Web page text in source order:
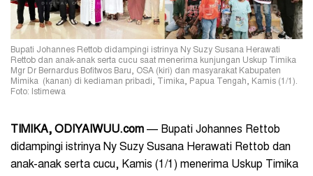
Bupati Johannes Rettob didampingi istrinya Ny Suzy Susana Herawati
Rettob dan anak-anak serta cucu saat menerima kunjungan Uskup Timika
Mgr Dr Bernardus Bofitwos Baru, OSA (kiri) dan masyarakat Kabupaten
Mimika (kanan) di kediaman pribadi, Timika, Papua Tengah, Kamis (1/1).
Foto: Istimewa
TIMIKA, ODIYAIWUU.com — Bupati Johannes Rettob
didampingi istrinya Ny Suzy Susana Herawati Rettob dan
anak-anak serta cucu, Kamis (1/1) menerima Uskup Timika